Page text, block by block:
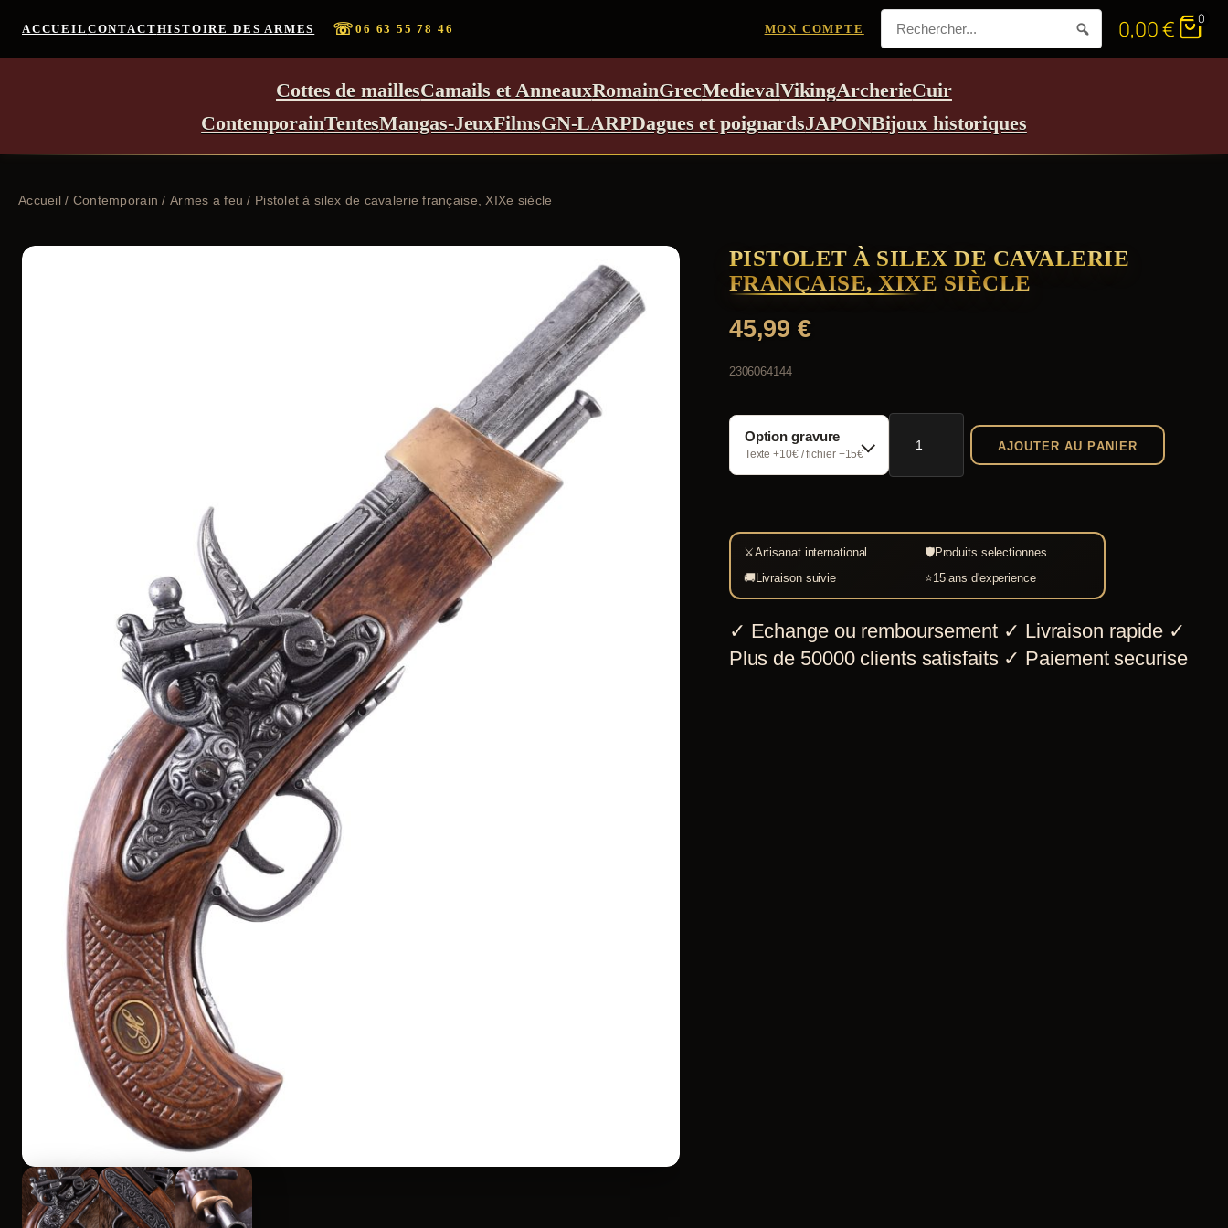
ACCUEIL CONTACTHISTOIRE DES ARMES ☏06 63 55 78 46 MON COMPTE 0,00€ 0
Cottes de maillesCamails et AnneauxRomainGrecMedievalVikingArcherieCuir
ContemporainTentesMangas-JeuxFilmsGN-LARPDagues et poignardsJAPONBijoux historiques
Accueil/ Contemporain /Armes a feu / Pistolet à silex de cavalerie française, XIXe siècle
PISTOLET À SILEX DE CAVALERIE
FRANÇAISE, XIXE SIÈCLE
45,99€
2306064144
Option gravure
Texte +10€ / fichier +15€
quantité
Pistolet
silex
française,
XIXe
siècle
AJOUTER AU PANIER
⚔Artisanat international 🛡Produits selectionnes
🚚Livraison suivie ⭐15 ans d'experience
✓ Echange ou remboursement ✓ Livraison rapide ✓
Plus de 50000 clients satisfaits ✓ Paiement securise